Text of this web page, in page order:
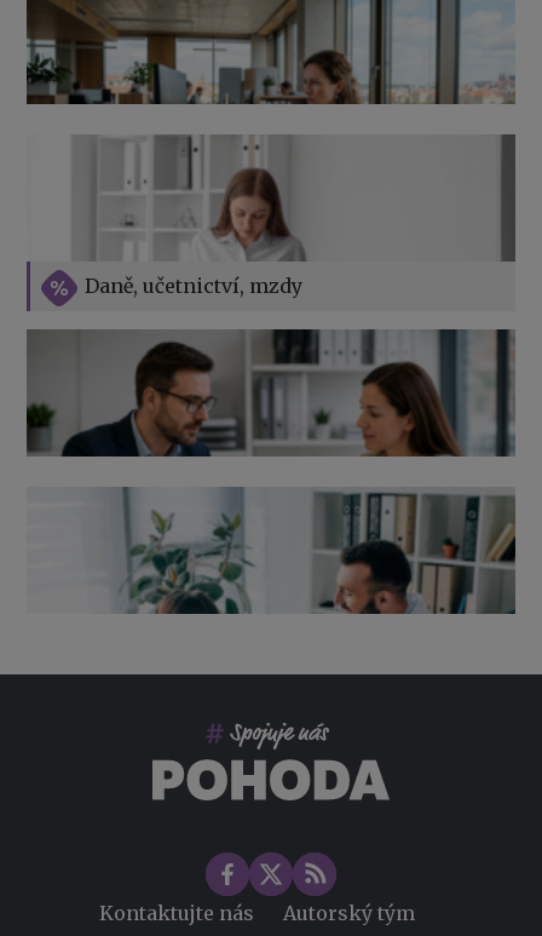
Daně, učetnictví, mzdy
Vše o překážkách v práci na straně zaměstnavatele
Výpověď ze zdravotních důvodů 2026 – průvodce pro
zaměstnavatele
Přehledy pro OSSZ a zdravotní pojišťovny – jak na ně
v roce 2026
Kontaktujte nás Autorský tým